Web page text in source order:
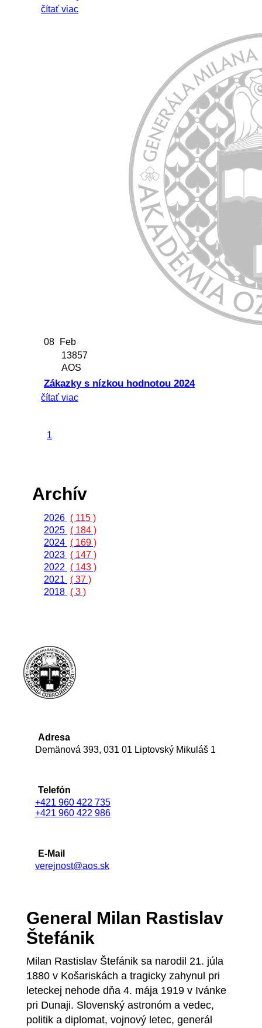
čítať viac
08
Feb
13857
AOS
Zákazky s nízkou hodnotou 2024
čítať viac
1
Archív
2026 ( 115 )
2025 ( 184 )
2024 ( 169 )
2023 ( 147 )
2022
( 143 )
2021
( 37 )
2018 ( 3 )
Adresa
Demänová 393, 031 01 Liptovský Mikuláš 1
Telefón
+421 960 422 735
+421 960 422 986
E-Mail
verejnost@aos.sk
General Milan Rastislav
Štefánik
Milan Rastislav Štefánik sa narodil 21. júla
1880 v Košariskách a tragicky zahynul pri
leteckej nehode dňa 4. mája 1919 v Ivánke
pri Dunaji. Slovenský astronóm a vedec,
politik a diplomat, vojnový letec, generál